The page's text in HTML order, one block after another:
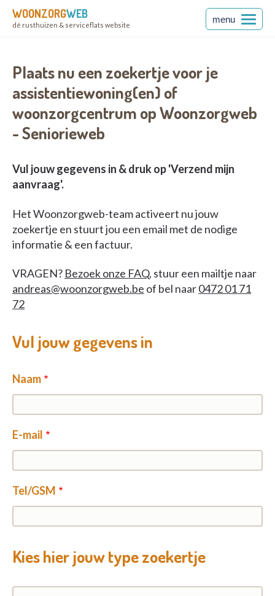
WOONZORGWEB
dé rusthuizen & serviceflats website
menu
Plaats nu een zoekertje voor je
assistentiewoning(en) of
woonzorgcentrum op Woonzorgweb
- Seniorieweb
Vul jouw gegevens in & druk op 'Verzend mijn
aanvraag'.
Het Woonzorgweb-team activeert nu jouw
zoekertje en stuurt jou een email met de nodige
informatie & een factuur.
VRAGEN? Bezoek onze FAQ, stuur een mailtje naar
andreas@woonzorgweb.be of bel naar0472 01 71
72
Vul jouw gegevens in
Naam
E-mail
Tel/GSM
Kies hier jouw type zoekertje